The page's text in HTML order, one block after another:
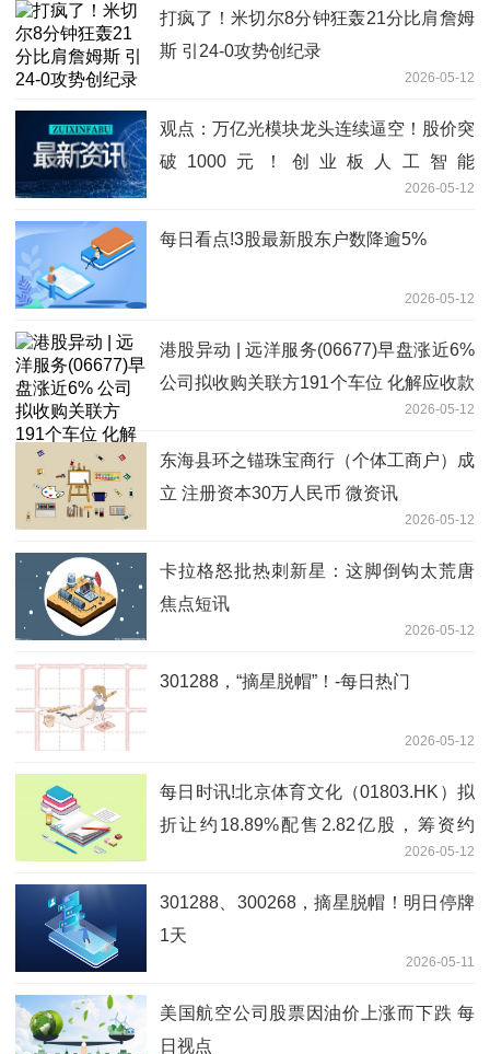
打疯了！米切尔8分钟狂轰21分比肩詹姆
斯 引24-0攻势创纪录
2026-05-12
观点：万亿光模块龙头连续逼空！股价突
破1000元！创业板人工智能
ETF（159363）逆市涨逾1%再创新高
2026-05-12
每日看点!3股最新股东户数降逾5%
2026-05-12
港股异动 | 远洋服务(06677)早盘涨近6%
公司拟收购关联方191个车位 化解应收款
2026-05-12
东海县环之锚珠宝商行（个体工商户）成
立 注册资本30万人民币 微资讯
2026-05-12
卡拉格怒批热刺新星：这脚倒钩太荒唐
焦点短讯
2026-05-12
301288，“摘星脱帽”！-每日热门
2026-05-12
每日时讯!北京体育文化（01803.HK）拟
折让约18.89%配售2.82亿股，筹资约
2026-05-12
301288、300268，摘星脱帽！明日停牌
1天
2026-05-11
美国航空公司股票因油价上涨而下跌 每
日视点